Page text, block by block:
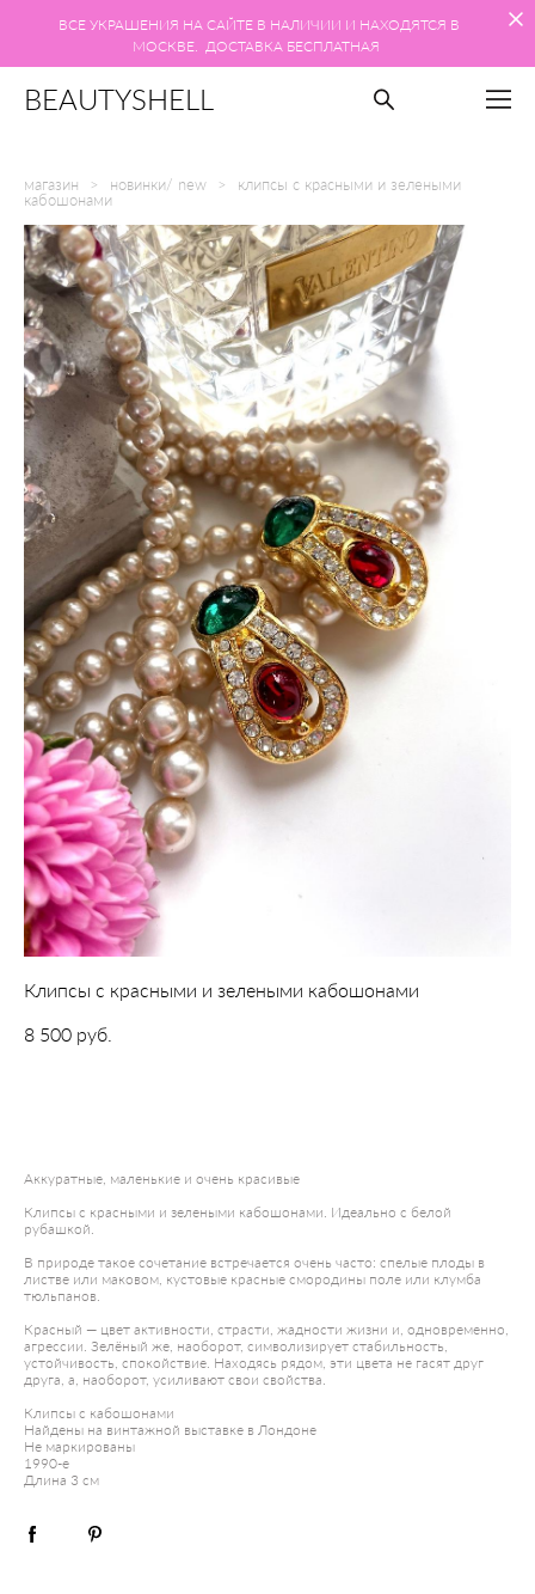
ВСЕ УКРАШЕНИЯ НА САЙТЕ В НАЛИЧИИ И НАХОДЯТСЯ В
МОСКВЕ. ДОСТАВКА БЕСПЛАТНАЯ
BEAUTYSHELL
магазин > новинки/ new >
клипсы с красными и зелеными
кабошонами
Клипсы с красными и зелеными кабошонами
8 500 pуб.
Аккуратные, маленькие и очень красивые
Клипсы с красными и зелеными кабошонами. Идеально с белой
рубашкой.
В природе такое сочетание встречается очень часто: спелые плоды в
листве или маковом, кустовые красные смородины поле или клумба
тюльпанов.
Красный — цвет активности, страсти, жадности жизни и, одновременно,
агрессии. Зелёный же, наоборот, символизирует стабильность,
устойчивость, спокойствие. Находясь рядом, эти цвета не гасят друг
друга, а, наоборот, усиливают свои свойства.
Клипсы с кабошонами
Найдены на винтажной выставке в Лондоне
Не маркированы
1990-е
Длина 3 см